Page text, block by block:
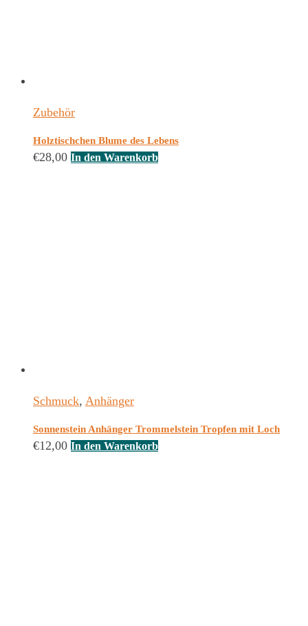
Zubehör
Holztischchen Blume des Lebens
€28,00 In den Warenkorb
Schmuck, Anhänger
Sonnenstein Anhänger Trommelstein Tropfen mit Loch
€12,00 In den Warenkorb